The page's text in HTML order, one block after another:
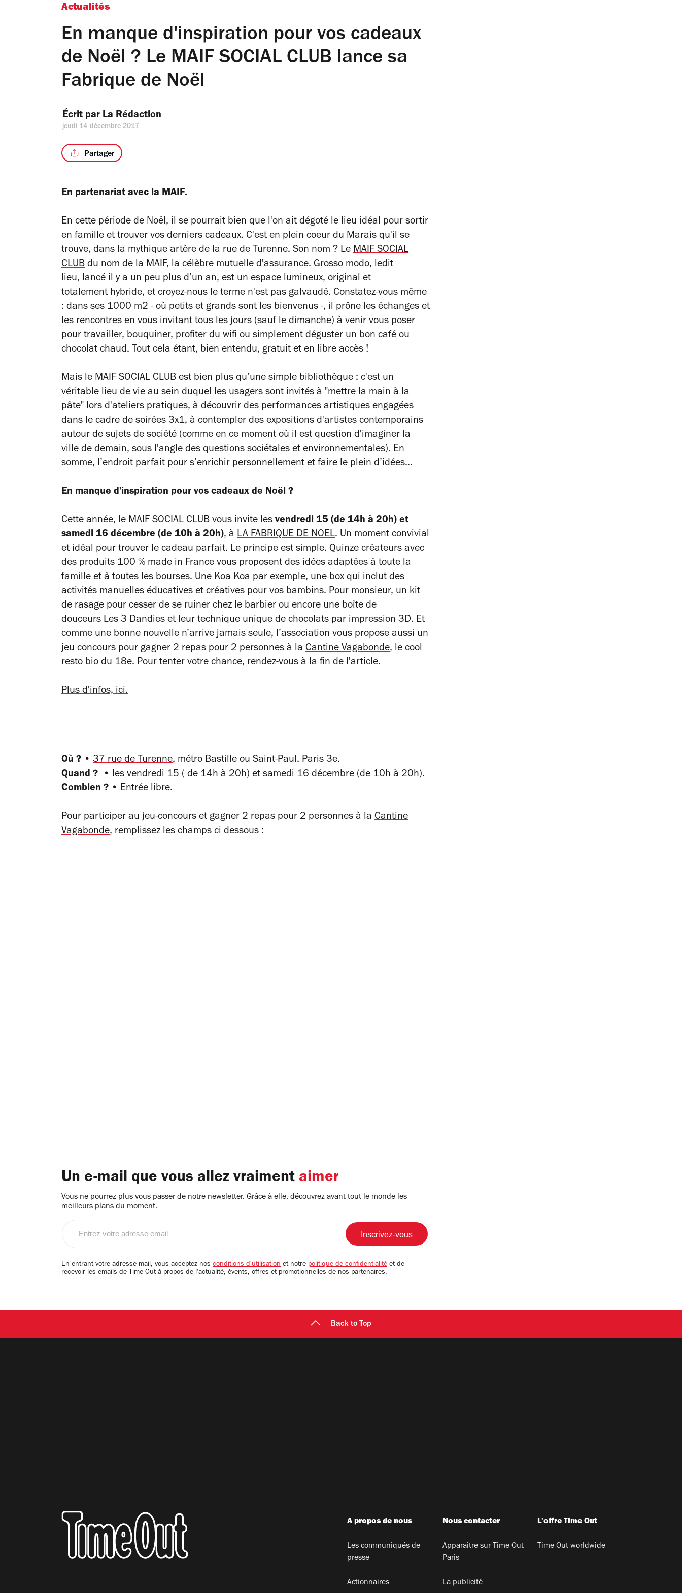
Actualités
En manque d'inspiration pour vos cadeaux
de Noël ? Le MAIF SOCIAL CLUB lance sa
Fabrique de Noël
Écrit par La Rédaction
jeudi 14 décembre 2017
Partager
En partenariat avec la MAIF.
En cette période de Noël, il se pourrait bien que l'on ait dégoté le lieu idéal pour sortir
en famille et trouver vos derniers cadeaux. C'est en plein coeur du Marais qu'il se
trouve, dans la mythique artère de la rue de Turenne. Son nom ? Le MAIF SOCIAL
CLUB du nom de la MAIF, la célèbre mutuelle d'assurance. Grosso modo, ledit
lieu, lancé il y a un peu plus d’un an, est un espace lumineux, original et
totalement hybride, et croyez-nous le terme n'est pas galvaudé. Constatez-vous même
: dans ses 1000 m2 - où petits et grands sont les bienvenus -, il prône les échanges et
les rencontres en vous invitant tous les jours (sauf le dimanche) à venir vous poser
pour travailler, bouquiner, profiter du wifi ou simplement déguster un bon café ou
chocolat chaud. Tout cela étant, bien entendu, gratuit et en libre accès !
Mais le MAIF SOCIAL CLUB est bien plus qu’une simple bibliothèque : c'est un
véritable lieu de vie au sein duquel les usagers sont invités à "mettre la main à la
pâte" lors d'ateliers pratiques, à découvrir des performances artistiques engagées
dans le cadre de soirées 3x1, à contempler des expositions d'artistes contemporains
autour de sujets de société (comme en ce moment où il est question d'imaginer la
ville de demain, sous l'angle des questions sociétales et environnementales). En
somme, l’endroit parfait pour s’enrichir personnellement et faire le plein d’idées…
En manque d'inspiration pour vos cadeaux de Noël ?
Cette année, le MAIF SOCIAL CLUB vous invite les vendredi 15 (de 14h à 20h) et
samedi 16 décembre (de 10h à 20h), à LA FABRIQUE DE NOEL. Un moment convivial
et idéal pour trouver le cadeau parfait. Le principe est simple. Quinze créateurs avec
des produits 100 % made in France vous proposent des idées adaptées à toute la
famille et à toutes les bourses. Une Koa Koa par exemple, une box qui inclut des
activités manuelles éducatives et créatives pour vos bambins. Pour monsieur, un kit
de rasage pour cesser de se ruiner chez le barbier ou encore une boîte de
douceurs Les 3 Dandies et leur technique unique de chocolats par impression 3D. Et
comme une bonne nouvelle n’arrive jamais seule, l’association vous propose aussi un
jeu concours pour gagner 2 repas pour 2 personnes à la Cantine Vagabonde, le cool
resto bio du 18e. Pour tenter votre chance, rendez-vous à la fin de l'article.
Plus d'infos, ici.
Où ? • 37 rue de Turenne, métro Bastille ou Saint-Paul. Paris 3e.
Quand ? • les vendredi 15 ( de 14h à 20h) et samedi 16 décembre (de 10h à 20h).
Combien ? • Entrée libre.
Pour participer au jeu-concours et gagner 2 repas pour 2 personnes à la Cantine
Vagabonde, remplissez les champs ci dessous :
Un e-mail que vous allez vraiment aimer
Vous ne pourrez plus vous passer de notre newsletter. Grâce à elle, découvrez avant tout le monde les
meilleurs plans du moment.
email
En entrant votre adresse mail, vous acceptez nos conditions d'utilisation et notre politique de confidentialité et de
recevoir les emails de Time Out à propos de l'actualité, évents, offres et promotionnelles de nos partenaires.
Back to Top
A propos de nous
Les communiqués de
presse
Actionnaires
Nous contacter
Apparaitre sur Time Out
Paris
La publicité
L'offre Time Out
Time Out worldwide